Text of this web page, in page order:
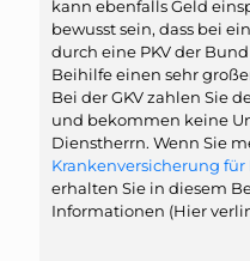
kann ebenfalls Geld
bewusst sein, dass bei
durch eine PKV der
Beihilfe einen sehr
Bei der GKV zahlen Sie
und bekommen keine
Dienstherrn. Wenn Sie
Krankenversicherung
erhalten Sie in diesem
Informationen (Hier